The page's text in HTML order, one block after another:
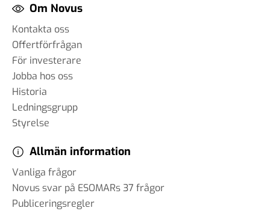
Om Novus
Kontakta oss
Offertförfrågan
För investerare
Jobba hos oss
Historia
Ledningsgrupp
Styrelse
Allmän information
Vanliga frågor
Novus svar på ESOMARs 37 frågor
Publiceringsregler